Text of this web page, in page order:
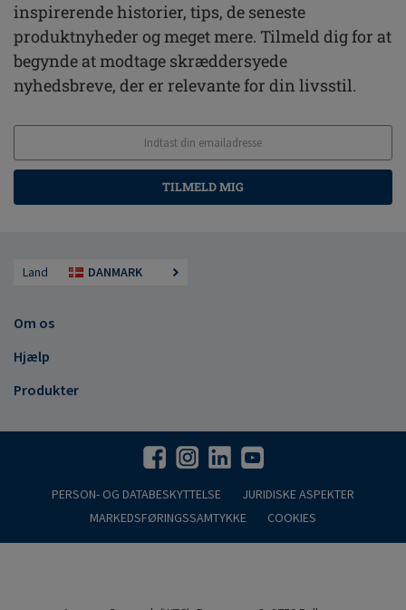
inspirerende historier, tips, de seneste
produktnyheder og meget mere. Tilmeld dig for at
begynde at modtage skræddersyede
nyhedsbreve, der er relevante for din livsstil.
TILMELD MIG
Land DANMARK
Om os
Hjælp
Produkter
PERSON- OG DATABESKYTTELSE
JURIDISKE ASPEKTER
MARKEDSFØRINGSSAMTYKKE
COOKIES